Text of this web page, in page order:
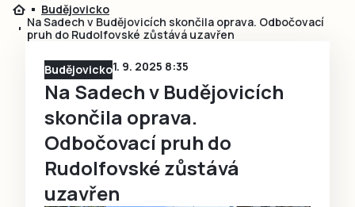
Přihlásit se přes Facebook
Budějovicko
Na Sadech v Budějovicích skončila oprava. Odbočovací
pruh do Rudolfovské zůstává uzavřen
Budějovicko1. 9. 2025 8:35
Na Sadech v Budějovicích
skončila oprava.
Odbočovací pruh do
Rudolfovské zůstává
uzavřen